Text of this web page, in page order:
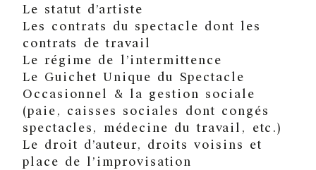
Le statut d’artiste
Les contrats du spectacle dont les
contrats de travail
Le régime de l’intermittence
Le Guichet Unique du Spectacle
Occasionnel & la gestion sociale
(paie, caisses sociales dont congés
spectacles, médecine du travail, etc.)
Le droit d’auteur, droits voisins et
place de l’improvisation